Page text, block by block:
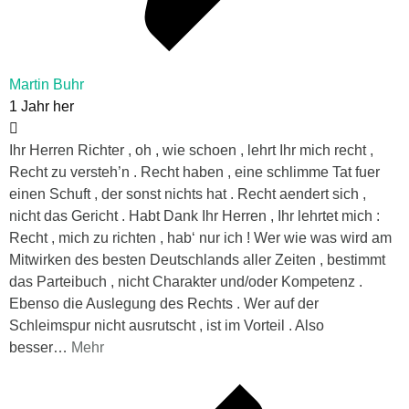
Martin Buhr
1 Jahr her
Ihr Herren Richter , oh , wie schoen , lehrt Ihr mich recht ,
Recht zu versteh’n . Recht haben , eine schlimme Tat fuer
einen Schuft , der sonst nichts hat . Recht aendert sich ,
nicht das Gericht . Habt Dank Ihr Herren , Ihr lehrtet mich :
Recht , mich zu richten , hab‘ nur ich ! Wer wie was wird am
Mitwirken des besten Deutschlands aller Zeiten , bestimmt
das Parteibuch , nicht Charakter und/oder Kompetenz .
Ebenso die Auslegung des Rechts . Wer auf der
Schleimspur nicht ausrutscht , ist im Vorteil . Also
besser… Mehr